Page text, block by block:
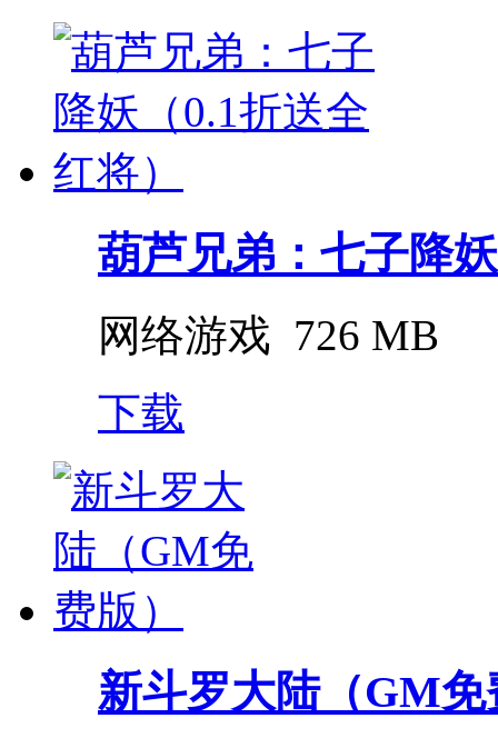
葫芦兄弟：七子降
网络游戏 726 MB
下载
新斗罗大陆（GM免